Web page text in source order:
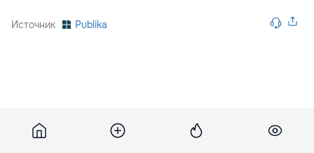
Источник Publika